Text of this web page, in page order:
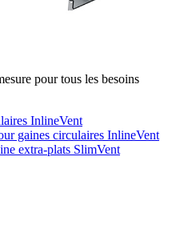
pour tous les besoins
InlineVent
gaines circulaires InlineVent
extra-plats SlimVent